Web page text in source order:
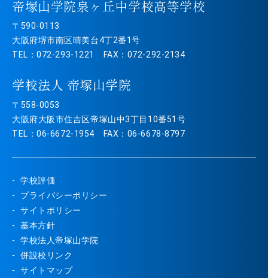
帝塚山学院泉ヶ丘中学校高等学校
〒590-0113
大阪府堺市南区晴美台4丁2番1号
TEL：072-293-1221 FAX：072-292-2134
学校法人 帝塚山学院
〒558-0053
大阪府大阪市住吉区帝塚山中3丁目10番51号
TEL：06-6672-1954 FAX：06-6678-8797
学校評価
プライバシーポリシー
サイトポリシー
基本方針
学校法人帝塚山学院
併設校リンク
サイトマップ